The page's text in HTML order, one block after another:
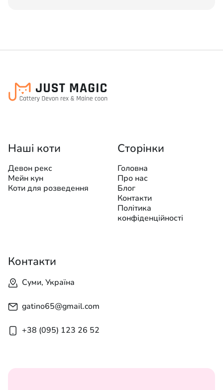
Наші коти
Девон рекс
Мейн кун
Коти для розведення
Сторінки
Головна
Про нас
Блог
Контакти
Політика
конфіденційності
Контакти
Суми, Україна
gatino65@gmail.com
+38 (095) 123 26 52